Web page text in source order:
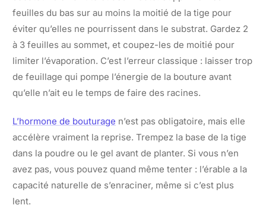
feuilles du bas sur au moins la moitié de la tige pour
éviter qu’elles ne pourrissent dans le substrat. Gardez 2
à 3 feuilles au sommet, et coupez-les de moitié pour
limiter l’évaporation. C’est l’erreur classique : laisser trop
de feuillage qui pompe l’énergie de la bouture avant
qu’elle n’ait eu le temps de faire des racines.
L’hormone de bouturage n’est pas obligatoire, mais elle
accélère vraiment la reprise. Trempez la base de la tige
dans la poudre ou le gel avant de planter. Si vous n’en
avez pas, vous pouvez quand même tenter : l’érable a la
capacité naturelle de s’enraciner, même si c’est plus
lent.